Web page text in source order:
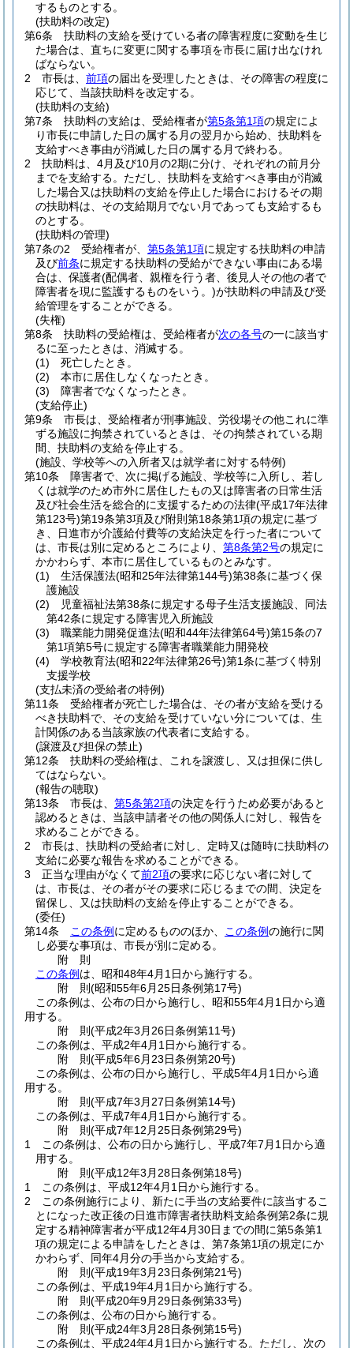
するものとする。
(扶助料の改定)
第6条
扶助料の支給を受けている者の障害程度に変動を生じ
た場合は、直ちに変更に関する事項を市長に届け出なけれ
ばならない。
2
市長は、 前項の届出を受理したときは、その障害の程度に
応じて、当該扶助料を改定する。
(扶助料の支給)
第7条
扶助料の支給は、受給権者が第5条第1項の規定によ
り市長に申請した日の属する月の翌月から始め、扶助料を
支給すべき事由が消滅した日の属する月で終わる。
2
扶助料は、4月及び10月の2期に分け、それぞれの前月分
までを支給する。 ただし、扶助料を支給すべき事由が消滅
した場合又は扶助料の支給を停止した場合におけるその期
の扶助料は、その支給期月でない月であっても支給するも
のとする。
(扶助料の管理)
第7条の2
受給権者が、 第5条第1項に規定する扶助料の申請
及び前条に規定する扶助料の受給ができない事由にある場
合は、保護者(配偶者、親権を行う者、後見人その他の者で
障害者を現に監護するものをいう。)が扶助料の申請及び受
給管理をすることができる。
(失権)
第8条
扶助料の受給権は、受給権者が次の各号の一に該当す
るに至ったときは、消滅する。
(1)
死亡したとき。
(2)
本市に居住しなくなったとき。
(3)
障害者でなくなったとき。
(支給停止)
第9条
市長は、受給権者が刑事施設、労役場その他これに準
ずる施設に拘禁されているときは、その拘禁されている期
間、扶助料の支給を停止する。
(施設、学校等への入所者又は就学者に対する特例)
第10条
障害者で、次に掲げる施設、学校等に入所し、若し
くは就学のため市外に居住したもの又は障害者の日常生活
及び社会生活を総合的に支援するための法律(平成17年法律
第123号)第19条第3項及び附則第18条第1項の規定に基づ
き、日進市が介護給付費等の支給決定を行った者について
は、市長は別に定めるところにより、 第8条第2号の規定に
かかわらず、本市に居住しているものとみなす。
(1)
生活保護法(昭和25年法律第144号)第38条に基づく保
護施設
(2)
児童福祉法第38条に規定する母子生活支援施設、同法
第42条に規定する障害児入所施設
(3)
職業能力開発促進法(昭和44年法律第64号)第15条の7
第1項第5号に規定する障害者職業能力開発校
(4)
学校教育法(昭和22年法律第26号)第1条に基づく特別
支援学校
(支払未済の受給者の特例)
第11条
受給権者が死亡した場合は、その者が支給を受ける
べき扶助料で、その支給を受けていない分については、生
計関係のある当該家族の代表者に支給する。
(譲渡及び担保の禁止)
第12条
扶助料の受給権は、これを譲渡し、又は担保に供し
てはならない。
(報告の聴取)
第13条
市長は、 第5条第2項の決定を行うため必要があると
認めるときは、当該申請者その他の関係人に対し、報告を
求めることができる。
2
市長は、扶助料の受給者に対し、定時又は随時に扶助料の
支給に必要な報告を求めることができる。
3
正当な理由がなくて前2項の要求に応じない者に対して
は、市長は、その者がその要求に応じるまでの間、決定を
留保し、又は扶助料の支給を停止することができる。
(委任)
第14条
この条例 に定めるもののほか、 この条例の施行に関
し必要な事項は、市長が別に定める。
附 則
この条例 は、昭和48年4月1日から施行する。
附 則(昭和55年6月25日条例第17号)
この条例は、公布の日から施行し、昭和55年4月1日から適
用する。
附 則(平成2年3月26日条例第11号)
この条例は、平成2年4月1日から施行する。
附 則(平成5年6月23日条例第20号)
この条例は、公布の日から施行し、平成5年4月1日から適
用する。
附 則(平成7年3月27日条例第14号)
この条例は、平成7年4月1日から施行する。
附 則(平成7年12月25日条例第29号)
1
この条例は、公布の日から施行し、平成7年7月1日から適
用する。
附 則(平成12年3月28日条例第18号)
1
この条例は、平成12年4月1日から施行する。
2
この条例施行により、新たに手当の支給要件に該当するこ
とになった改正後の日進市障害者扶助料支給条例第2条に規
定する精神障害者が平成12年4月30日までの間に第5条第1
項の規定による申請をしたときは、第7条第1項の規定にか
かわらず、同年4月分の手当から支給する。
附 則(平成19年3月23日条例第21号)
この条例は、平成19年4月1日から施行する。
附 則(平成20年9月29日条例第33号)
この条例は、公布の日から施行する。
附 則(平成24年3月28日条例第15号)
この条例は、平成24年4月1日から施行する。 ただし、次の